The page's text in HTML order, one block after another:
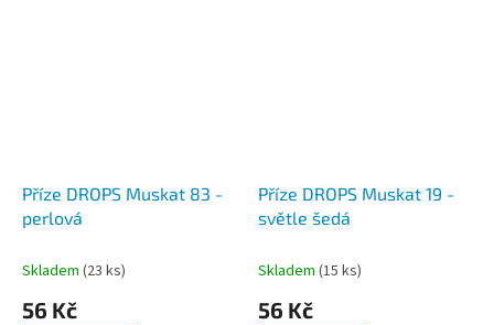
Příze DROPS Muskat 83 -
perlová
Skladem (23 ks)
56 Kč
Příze DROPS Muskat 19 -
světle šedá
Skladem (15 ks)
56 Kč